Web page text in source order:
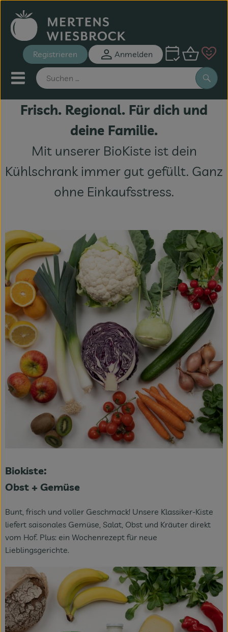
Registrieren Anmelden
Mobiles Menu öffnen oder
Angebote
BioKisten
Gemüse & Obst
Fleisch & Fisch
Bäckerei
Vorratskammer
Süßes & Salziges
Getränke
Drogerie
Frisch. Regional. Für dich und
deine Familie.
Mit unserer BioKiste ist dein
Kühlschrank immer gut gefüllt. Ganz
ohne Einkaufsstress.
Biokiste:
Obst + Gemüse
Bunt, frisch und voller Geschmack! Unsere Klassiker-Kiste
liefert saisonales Gemüse, Salat, Obst und Kräuter direkt
vom Hof. Plus: ein Wochenrezept für neue
Lieblingsgerichte.